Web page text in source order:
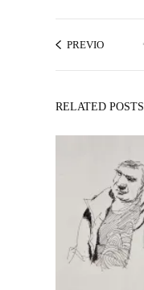
PREVIO
RELATED POSTS